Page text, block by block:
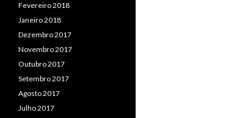
Fevereiro 2018
Janeiro 2018
Dezembro 2017
Novembro 2017
Outubro 2017
Setembro 2017
Agosto 2017
Julho 2017